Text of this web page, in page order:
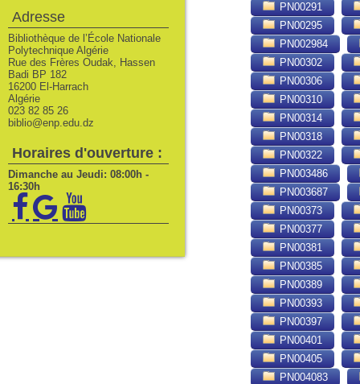
PN00291
PN00295
PN002984
PN00302
PN00306
PN00310
PN00314
PN00318
PN00322
PN003486
PN003687
PN00373
PN00377
PN00381
PN00385
PN00389
PN00393
PN00397
PN00401
PN00405
PN004083
Adresse
Bibliothèque de l’École Nationale
Polytechnique Algérie
Rue des Frères Oudak, Hassen
Badi BP 182
16200 El-Harrach
Algérie
023 82 85 26
biblio@enp.edu.dz
Horaires d'ouverture :
Dimanche au Jeudi: 08:00h -
16:30h